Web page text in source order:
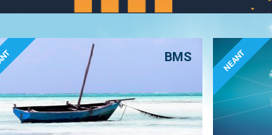
BMS NEANT